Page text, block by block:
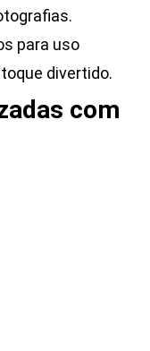
para uso
divertido.
com